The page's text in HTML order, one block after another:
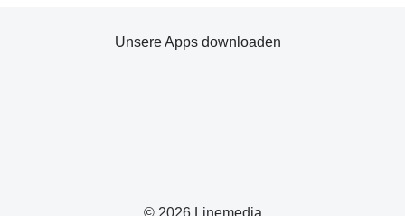
© 2026 Linemedia
Unsere Apps downloaden